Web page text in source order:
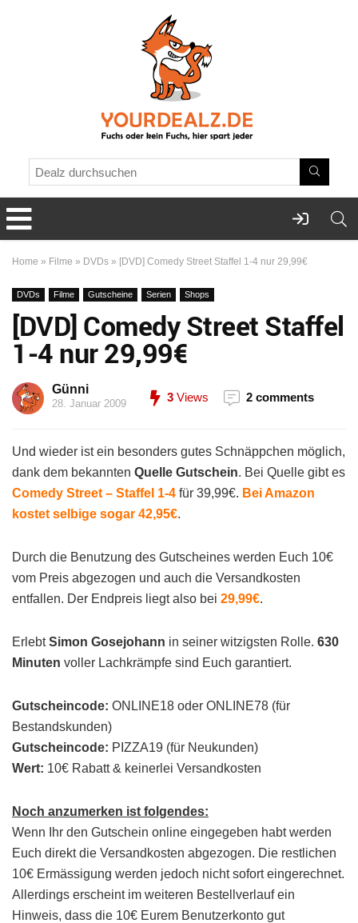
Home » Filme » DVDs » [DVD] Comedy Street Staffel 1-4 nur 29,99€
DVDs Filme Gutscheine Serien Shops
[DVD] Comedy Street Staffel
1-4 nur 29,99€
Günni
28. Januar 2009 3 Views 2 comments
Und wieder ist ein besonders gutes Schnäppchen möglich,
dank dem bekannten Quelle Gutschein. Bei Quelle gibt es
Comedy Street – Staffel 1-4 für 39,99€. Bei Amazon
kostet selbige sogar 42,95€.
Durch die Benutzung des Gutscheines werden Euch 10€
vom Preis abgezogen und auch die Versandkosten
entfallen. Der Endpreis liegt also bei 29,99€.
ErlebtSimon Gosejohann in seiner witzigsten Rolle. 630
Minuten voller Lachkrämpfe sind Euch garantiert.
Gutscheincode: ONLINE18 oder ONLINE78 (für
Bestandskunden)
Gutscheincode: PIZZA19 (für Neukunden)
Wert: 10€ Rabatt & keinerlei Versandkosten
Noch anzumerken ist folgendes:
Wenn Ihr den Gutschein online eingegeben habt werden
Euch direkt die Versandkosten abgezogen. Die restlichen
10€ Ermässigung werden jedoch nicht sofort eingerechnet.
Allerdings erscheint im weiteren Bestellverlauf ein
Hinweis, dass die 10€ Eurem Benutzerkonto gut